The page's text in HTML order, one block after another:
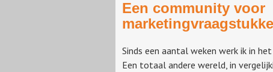
Een community voor
Sinds een aantal weken werk ik in
Een totaal andere wereld, in